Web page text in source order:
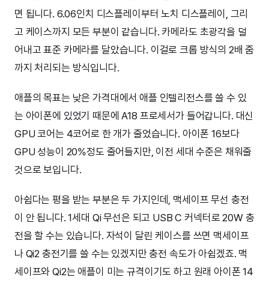
면 됩니다. 6.06인치 디스플레이부터 노치 디스플레이, 그리
고 케이스까지 모든 부분이 같습니다. 카메라도 초광각을 덜
어내고 표준 카메라를 달았습니다. 이걸로 크롭 방식의 2배 줌
까지 처리되는 방식입니다.
애플의 목표는 낮은 가격대에서 애플 인텔리전스를 쓸 수 있
는 아이폰에 있었기 때문에 A18 프로세서가 들어갑니다. 대신
GPU 코어는 4코어로 한 개가 줄었습니다. 아이폰 16보다
GPU 성능이 20%정도 줄어들지만, 이전 세대 수준은 채워줄
것으로 보입니다.
아쉽다는 평을 받는 부분은 두 가지인데, 맥세이프 무선 충전
이 안 됩니다. 1세대 Qi 무선은 되고 USB C 커넥터로 20W 충
전을 할 수는 있습니다. 자석이 달린 케이스를 쓰면 맥세이프
나 Qi2 충전기를 쓸 수는 있겠지만 충전 속도가 아쉽겠죠. 맥
세이프와 Qi2는 애플이 미는 규격이기도 하고 원래 아이폰 14